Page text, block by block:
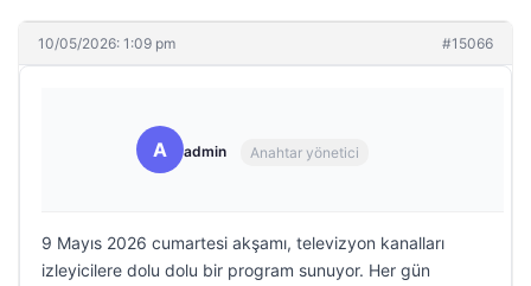
10/05/2026: 1:09 pm #15066
A admin Anahtar yönetici
9 Mayıs 2026 cumartesi akşamı, televizyon kanalları
izleyicilere dolu dolu bir program sunuyor. Her gün